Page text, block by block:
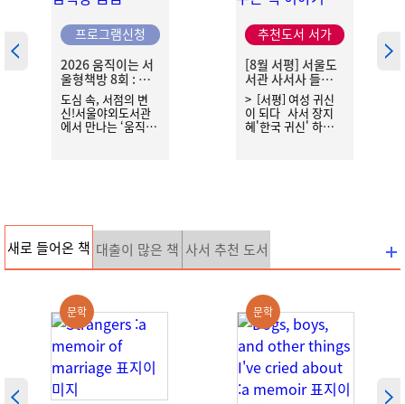
프로그램신청
2026 움직이는 서
울형책방 8회 : 그
림책방 곰곰
도심 속, 서점의 변
신!서울야외도서관
에서 만나는 ‘움직이
나는 공간,지금 바로
서울의 한복판에서
그 생생한 활기를 경
험해 보세요!2026 움
회차는 '그림책방 곰
곰'과 함께 합니다여
러분들의 많은 관심
과 참여 부탁드립니
다🧡
추천도서 서가
[8월 서평] 서울도
서관 사서사 들려주
는 책 이야기
> [서평] 여성 귀신
이 되다 사서 장지
혜'한국 귀신' 하면
하고, 요즘엔 학교 교
복을 입고 나타나는
귀신으로 바뀌기도
했죠. 그런데 가만히
옛날이야기 속 귀신
들은 대부분 '결혼 안
한 억울한 여성'일까
요? 맨날 원한을 품
고 복수
새로 들어온 책 대출이 많은 책 사서 추천 도서
문학 문학